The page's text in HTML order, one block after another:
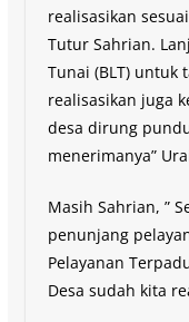
realisasikan
Tutur Sahrian.
Tunai (BLT) untuk
realisasikan juga
desa dirung
menerimanya”
Masih Sahrian, ”
penunjang
Pelayanan
Desa sudah kita